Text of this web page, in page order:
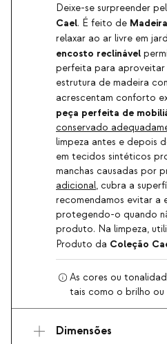
Deixe-se surpreender
Cael. É feito de
relaxar ao ar livre em
encosto reclinável
perfeita para aproveitar
estrutura de madeira
acrescentam conforto
peça perfeita de
conservado
limpeza antes e depois
em tecidos sintéticos
manchas causadas por
adicional, cubra a
recomendamos evitar a
protegendo-o quando
produto. Na limpeza,
Produto da Coleção
As cores ou
tais como o brilho
Dimensões